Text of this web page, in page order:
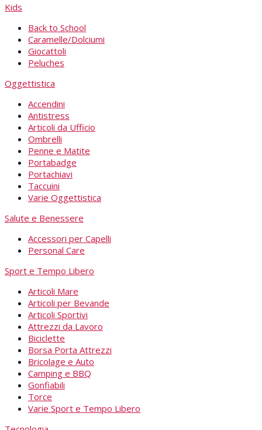
Kids
Back to School
Caramelle/Dolciumi
Giocattoli
Peluches
Oggettistica
Accendini
Antistress
Articoli da Ufficio
Ombrelli
Penne e Matite
Portabadge
Portachiavi
Taccuini
Varie Oggettistica
Salute e Benessere
Accessori per Capelli
Personal Care
Sport e Tempo Libero
Articoli Mare
Articoli per Bevande
Articoli Sportivi
Attrezzi da Lavoro
Biciclette
Borsa Porta Attrezzi
Bricolage e Auto
Camping e BBQ
Gonfiabili
Torce
Varie Sport e Tempo Libero